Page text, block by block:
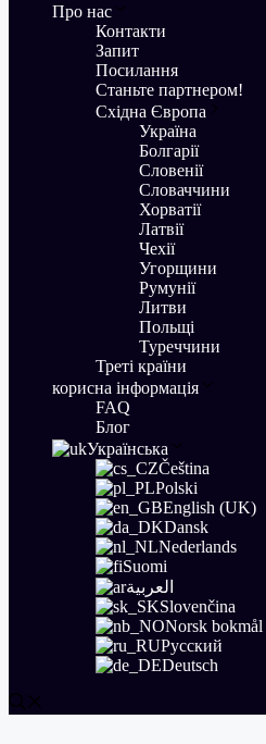
Про нас
Контакти
Запит
Посилання
Станьте партнером!
Східна Європа
Україна
Болгарії
Словенії
Словаччини
Хорватії
Латвії
Чехії
Угорщини
Румунії
Литви
Польщі
Туреччини
Треті країни
корисна інформація
FAQ
Блог
Українська
Čeština
Polski
English (UK)
Dansk
Nederlands
Suomi
العربية
Slovenčina
Norsk bokmål
Русский
Deutsch